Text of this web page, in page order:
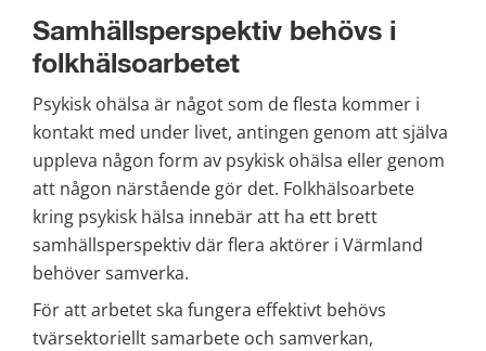
Samhällsperspektiv behövs i
folkhälsoarbetet
Psykisk ohälsa är något som de flesta kommer i
kontakt med under livet, antingen genom att själva
uppleva någon form av psykisk ohälsa eller genom
att någon närstående gör det. Folkhälsoarbete
kring psykisk hälsa innebär att ha ett brett
samhällsperspektiv där flera aktörer i Värmland
behöver samverka.
För att arbetet ska fungera effektivt behövs
tvärsektoriellt samarbete och samverkan,